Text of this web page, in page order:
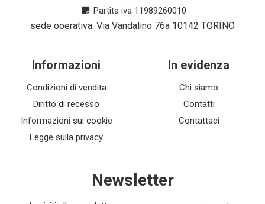
Partita iva 11989260010
sede ooerativa: Via Vandalino 76a 10142 TORINO
Informazioni
Condizioni di vendita
Diritto di recesso
Informazioni sui cookie
Legge sulla privacy
In evidenza
Chi siamo
Contatti
Contattaci
Newsletter